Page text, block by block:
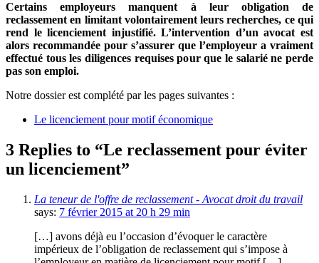
Certains employeurs manquent à leur obligation de
reclassement en limitant volontairement leurs recherches, ce qui
rend le licenciement injustifié. L’intervention d’un avocat est
alors recommandée pour s’assurer que l’employeur a vraiment
effectué tous les diligences requises pour que le salarié ne perde
pas son emploi.
Notre dossier est complété par les pages suivantes :
Le licenciement pour motif économique
3 Replies to “Le reclassement pour éviter
un licenciement”
La teneur de l'offre de reclassement - Avocat droit du travail
says: 7 février 2015 at 20 h 29 min
[…] avons déjà eu l’occasion d’évoquer le caractère
impérieux de l’obligation de reclassement qui s’impose à